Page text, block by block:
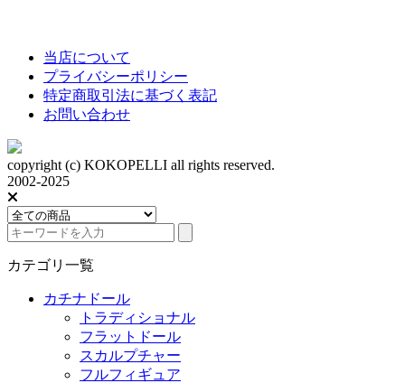
当店について
プライバシーポリシー
特定商取引法に基づく表記
お問い合わせ
copyright (c) KOKOPELLI all rights reserved.
2002-2025
カテゴリ一覧
カチナドール
トラディショナル
フラットドール
スカルプチャー
フルフィギュア